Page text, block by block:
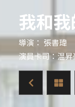
我和
導演： 張書瑋
演員卡司：温